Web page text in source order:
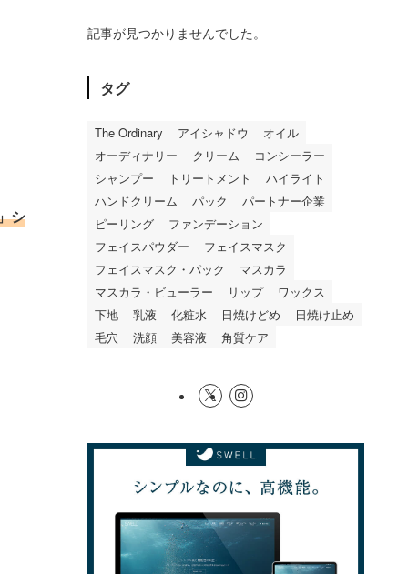
シ
記事が見つかりませんでした。
タグ
The Ordinary アイシャドウ
オイル
オーディナリー
クリーム
コンシーラー
シャンプー
トリートメント
ハイライト
ハンドクリーム
パック
パートナー企業
ピーリング
ファンデーション
フェイスパウダー
フェイスマスク
フェイスマスク・パック
マスカラ
マスカラ・ビューラー
リップ
ワックス
下地
乳液 化粧水 日焼けどめ
日焼け止め
毛穴
洗顔 美容液 角質ケア